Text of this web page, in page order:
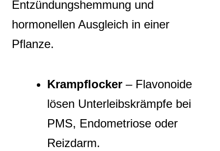
Entzündungshemmung und
hormonellen Ausgleich in einer
Pflanze.
Krampflocker– Flavonoide
lösen Unterleibskrämpfe bei
PMS, Endometriose oder
Reizdarm.